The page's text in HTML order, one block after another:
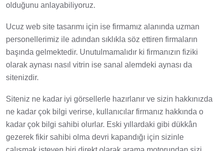
olduğunu anlayabiliyoruz.
Ucuz web site tasarımı için ise firmamız alanında uzman
personellerimiz ile adından sıklıkla söz ettiren firmaların
başında gelmektedir. Unutulmamalıdır ki firmanızın fiziki
olarak aynası nasıl vitrin ise sanal alemdeki aynası da
sitenizdir.
Siteniz ne kadar iyi görsellerle hazırlanır ve sizin hakkınızda
ne kadar çok bilgi verirse, kullanıcılar firmanız hakkında o
kadar çok bilgi sahibi olurlar. Eski yıllardaki gibi dükkân
gezerek fikir sahibi olma devri kapandığı için sizinle